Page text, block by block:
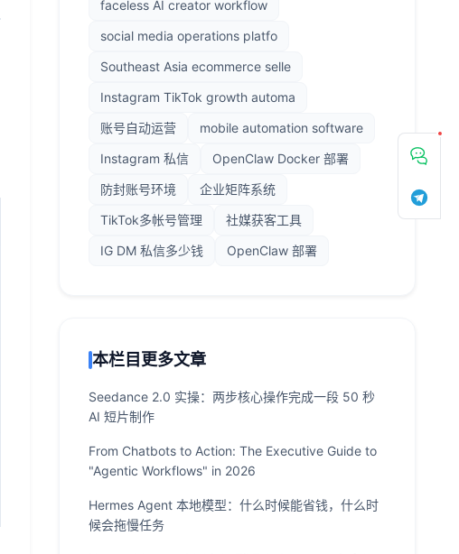
faceless AI creator workflow
social media operations platfo
Southeast Asia ecommerce selle
Instagram TikTok growth automa
账号自动运营
mobile automation software
Instagram 私信
OpenClaw Docker 部署
防封账号环境
企业矩阵系统
TikTok多帐号管理
社媒获客工具
IG DM 私信多少钱
OpenClaw 部署
本栏目更多文章
Seedance 2.0 实操：两步核心操作完成一段 50 秒
AI 短片制作
From Chatbots to Action: The Executive Guide to
"Agentic Workflows" in 2026
Hermes Agent 本地模型：什么时候能省钱，什么时
候会拖慢任务